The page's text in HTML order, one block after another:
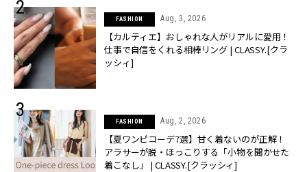
FASHION Aug, 3, 2026
【カルティエ】おしゃれな人がリアルに愛用！
仕事で自信をくれる相棒リング | CLASSY.[クラ
ッシィ]
FASHION Aug, 2, 2026
【夏ワンピコーデ7選】甘く着ないのが正解！
アラサーが脱・ほっこりする「小物を聞かせた
着こなし」 | CLASSY.[クラッシィ]